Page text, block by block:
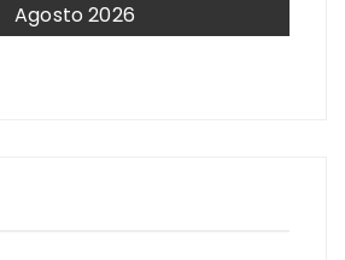
Agosto 2026